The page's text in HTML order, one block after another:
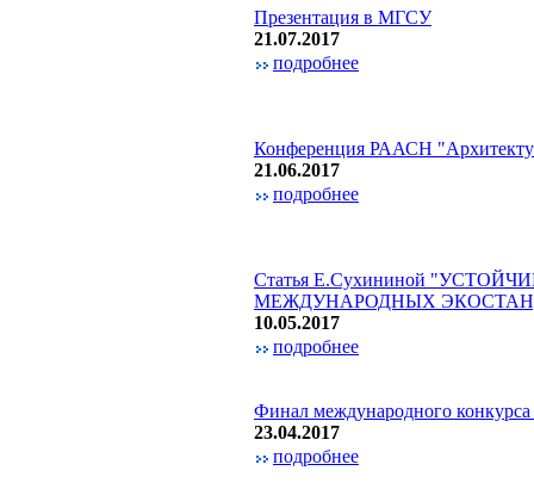
Презентация в МГСУ
21.07.2017
подробнее
Конференция РААСН
21.06.2017
подробнее
Статья Е.Сухининой
МЕЖДУНАРОДНЫХ
10.05.2017
подробнее
Финал международного
23.04.2017
подробнее